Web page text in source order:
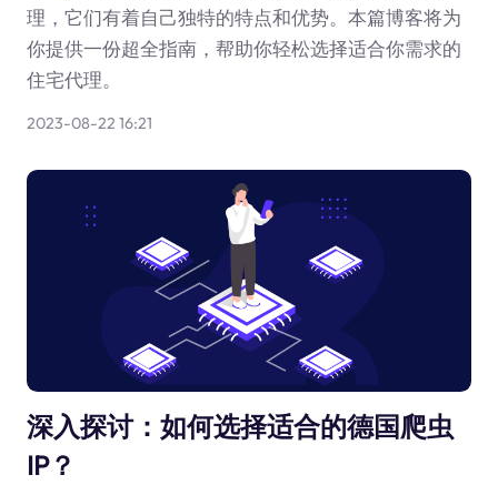
理，它们有着自己独特的特点和优势。本篇博客将为
你提供一份超全指南，帮助你轻松选择适合你需求的
住宅代理。
2023-08-22 16:21
深入探讨：如何选择适合的德国爬虫
IP？